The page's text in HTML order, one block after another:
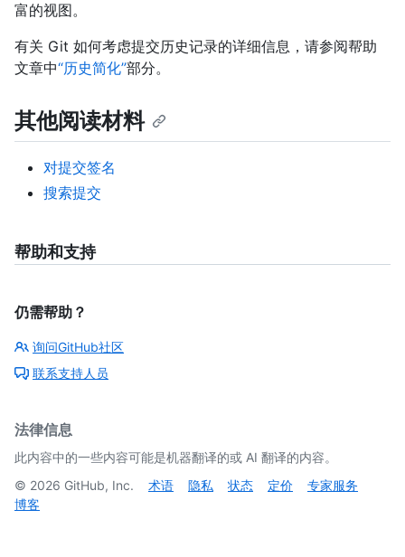
富的视图。
有关 Git 如何考虑提交历史记录的详细信息，请参阅帮助
文章中“历史简化”部分。
其他阅读材料
对提交签名
搜索提交
帮助和支持
仍需帮助？
询问GitHub社区
联系支持人员
法律信息
此内容中的一些内容可能是机器翻译的或 AI 翻译的内容。
© 2026 GitHub, Inc. 术语 隐私 状态 定价
专家服务
博客